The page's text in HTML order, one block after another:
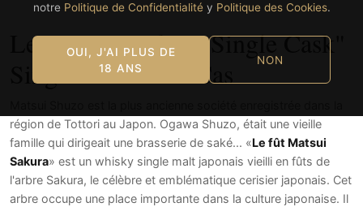
notre Politique de Confidentialitéy Politique des Cookies.
OUI, J'AI PLUS DE
18 ANS
NON
Le Matsui "Sakura Single Cask"
Single Malt 70cl. Cas
région de Tottori au Japon. Ogawa Shuzo, était une vieille
famille qui dirigeait une brasserie de saké... «Le fût Matsui
Sakura» est un whisky single malt japonais vieilli en fûts de
l'arbre Sakura, le célèbre et emblématique cerisier japonais. Cet
arbre occupe une place importante dans la culture japonaise. Il